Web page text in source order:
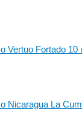
Vertuo Fortado 10
Nicaragua La